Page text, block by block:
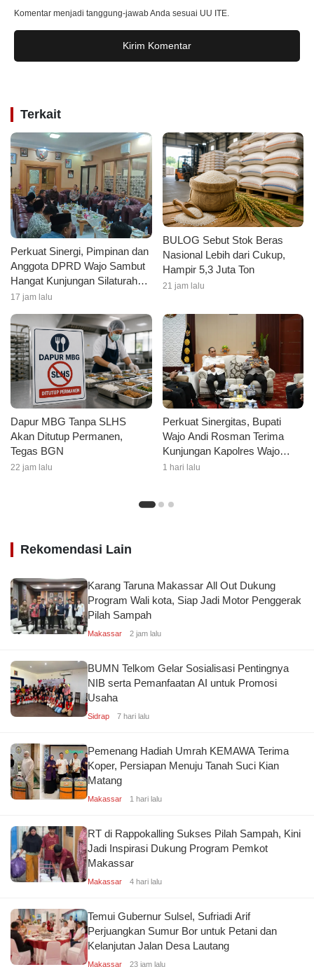
Komentar menjadi tanggung-jawab Anda sesuai UU ITE.
Kirim Komentar
Terkait
Perkuat Sinergi, Pimpinan dan
Anggota DPRD Wajo Sambut
Hangat Kunjungan Silaturahmi
Kapolres Wajo yang Baru
17 jam lalu
BULOG Sebut Stok Beras
Nasional Lebih dari Cukup,
Hampir 5,3 Juta Ton
21 jam lalu
Dapur MBG Tanpa SLHS
Akan Ditutup Permanen,
Tegas BGN
22 jam lalu
Perkuat Sinergitas, Bupati
Wajo Andi Rosman Terima
Kunjungan Kapolres Wajo
AKBP Douglas Mahendrajaya
1 hari lalu
Rekomendasi Lain
Karang Taruna Makassar All Out Dukung
Program Wali kota, Siap Jadi Motor Penggerak
Pilah Sampah
Makassar 2 jam lalu
BUMN Telkom Gelar Sosialisasi Pentingnya
NIB serta Pemanfaatan AI untuk Promosi
Usaha
Sidrap 7 hari lalu
Pemenang Hadiah Umrah KEMAWA Terima
Koper, Persiapan Menuju Tanah Suci Kian
Matang
Makassar 1 hari lalu
RT di Rappokalling Sukses Pilah Sampah, Kini
Jadi Inspirasi Dukung Program Pemkot
Makassar
Makassar 4 hari lalu
Temui Gubernur Sulsel, Sufriadi Arif
Perjuangkan Sumur Bor untuk Petani dan
Kelanjutan Jalan Desa Lautang
Makassar 23 jam lalu